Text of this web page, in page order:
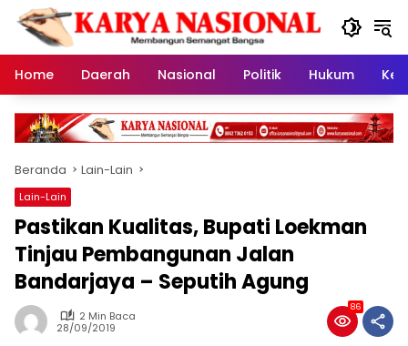
Langsung
konten
Home
Daerah Nasional Politik Hukum
Beranda Lain-Lain
Lain-Lain
Pastikan Kualitas, Bupati Loekman
Tinjau Pembangunan Jalan
Bandarjaya – Seputih Agung
2 Min Baca
28/09/2019
86